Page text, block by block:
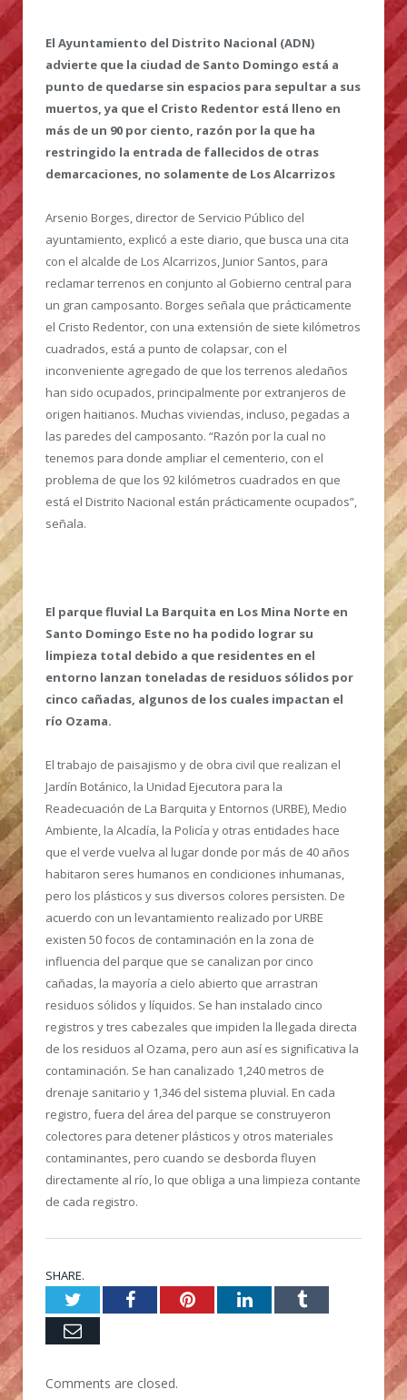
El Ayuntamiento del Distrito Nacional (ADN)
advierte que la ciudad de Santo Domingo está a
punto de quedarse sin espacios para sepultar a sus
muertos, ya que el Cristo Redentor está lleno en
más de un 90 por ciento, razón por la que ha
restringido la entrada de fallecidos de otras
demarcaciones, no solamente de Los Alcarrizos
Arsenio Borges, director de Servicio Público del
ayuntamiento, explicó a este diario, que busca una cita
con el alcalde de Los Alcarrizos, Junior Santos, para
reclamar terrenos en conjunto al Gobierno central para
un gran camposanto. Borges señala que prácticamente
el Cristo Redentor, con una extensión de siete kilómetros
cuadrados, está a punto de colapsar, con el
inconveniente agregado de que los terrenos aledaños
han sido ocupados, principalmente por extranjeros de
origen haitianos. Muchas viviendas, incluso, pegadas a
las paredes del camposanto. “Razón por la cual no
tenemos para donde ampliar el cementerio, con el
problema de que los 92 kilómetros cuadrados en que
está el Distrito Nacional están prácticamente ocupados”,
señala.
El parque fluvial La Barquita en Los Mina Norte en
Santo Domingo Este no ha podido lograr su
limpieza total debido a que residentes en el
entorno lanzan toneladas de residuos sólidos por
cinco cañadas, algunos de los cuales impactan el
río Ozama.
El trabajo de paisajismo y de obra civil que realizan el
Jardín Botánico, la Unidad Ejecutora para la
Readecuación de La Barquita y Entornos (URBE), Medio
Ambiente, la Alcadía, la Policía y otras entidades hace
que el verde vuelva al lugar donde por más de 40 años
habitaron seres humanos en condiciones inhumanas,
pero los plásticos y sus diversos colores persisten. De
acuerdo con un levantamiento realizado por URBE
existen 50 focos de contaminación en la zona de
influencia del parque que se canalizan por cinco
cañadas, la mayoría a cielo abierto que arrastran
residuos sólidos y líquidos. Se han instalado cinco
registros y tres cabezales que impiden la llegada directa
de los residuos al Ozama, pero aun así es significativa la
contaminación. Se han canalizado 1,240 metros de
drenaje sanitario y 1,346 del sistema pluvial. En cada
registro, fuera del área del parque se construyeron
colectores para detener plásticos y otros materiales
contaminantes, pero cuando se desborda fluyen
directamente al río, lo que obliga a una limpieza contante
de cada registro.
SHARE.
TwitterFacebookPinterestLinkedInTumblr
Email
Comments are closed.